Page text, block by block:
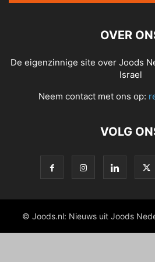
OVER
De eigenzinnige site over Joods
Israel
Neem contact met ons op:
VOLG
© Joods.nl: Nieuws uit Joods